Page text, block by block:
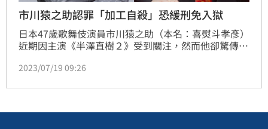
市川猿之助認罪「加工自殺」恐緩刑免入獄
日本47歲歌舞伎演員市川猿之助（本名：喜熨斗孝彥）
近期因主演《半澤直樹２》受到關注，然而他卻驚傳涉
救，18日被警方以「再逮捕」繼續拘留，隨後也認罪。
搜查一課出動，也引發社會高度關注。不過有律師分
2023/07/19 09:26